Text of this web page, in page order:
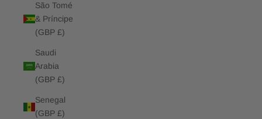
São Tomé
& Príncipe
(GBP £)
Saudi
Arabia
(GBP £)
Senegal
(GBP £)